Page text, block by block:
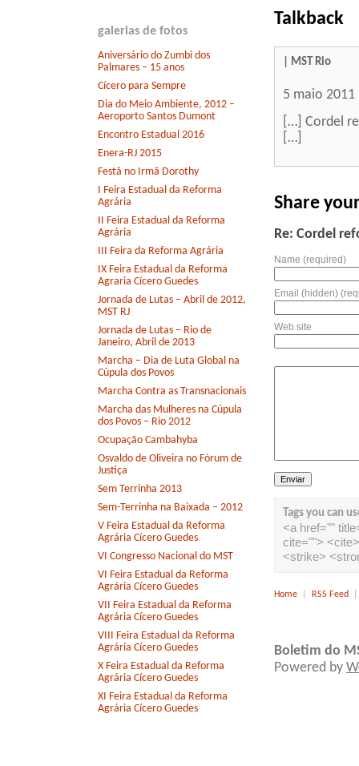
galerias de fotos
Aniversário do Zumbi dos
Palmares – 15 anos
Cícero para Sempre
Dia do Meio Ambiente, 2012 –
Aeroporto Santos Dumont
Encontro Estadual 2016
Enera-RJ 2015
Festã no Irmã Dorothy
I Feira Estadual da Reforma
Agrária
II Feira Estadual da Reforma
Agrária
III Feira da Reforma Agrária
IX Feira Estadual da Reforma
Agraria Cícero Guedes
Jornada de Lutas – Abril de 2012,
MST RJ
Jornada de Lutas – Rio de
Janeiro, Abril de 2013
Marcha – Dia de Luta Global na
Cúpula dos Povos
Marcha Contra as Transnacionais
Marcha das Mulheres na Cúpula
dos Povos – Rio 2012
Ocupação Cambahyba
Osvaldo de Oliveira no Fórum de
Justiça
Sem Terrinha 2013
Sem-Terrinha na Baixada – 2012
V Feira Estadual da Reforma
Agrária Cícero Guedes
VI Congresso Nacional do MST
VI Feira Estadual da Reforma
Agrária Cícero Guedes
VII Feira Estadual da Reforma
Agrária Cícero Guedes
VIII Feira Estadual da Reforma
Agrária Cícero Guedes
X Feira Estadual da Reforma
Agrária Cícero Guedes
XI Feira Estadual da Reforma
Agrária Cícero Guedes
Talkback
| MST Rio
5 maio 2011
[…] Cordel
[…]
Share
Re: Cordel
Name (required)
Email (hidden)
Web site
Tags you can
<a href=""
cite="">
<strike>
Home RSS Feed
Boletim do
Powered by